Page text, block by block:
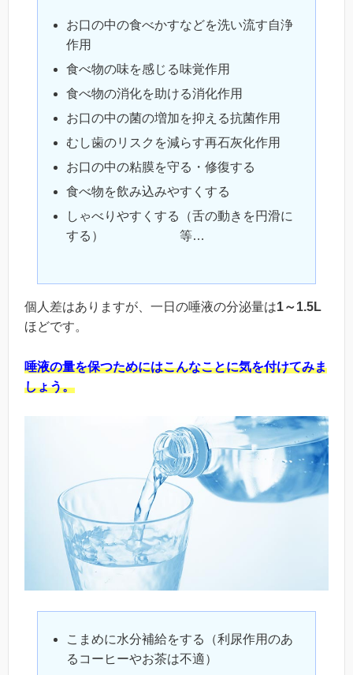
お口の中の食べかすなどを洗い流す自浄
作用
食べ物の味を感じる味覚作用
食べ物の消化を助ける消化作用
お口の中の菌の増加を抑える抗菌作用
むし歯のリスクを減らす再石灰化作用
お口の中の粘膜を守る・修復する
食べ物を飲み込みやすくする
しゃべりやすくする（舌の動きを円滑に
する） 等…
個人差はありますが、一日の唾液の分泌量は1～1.5L
ほどです。
唾液の量を保つためにはこんなことに気を付けてみま
しょう。
こまめに水分補給をする（利尿作用のあ
るコーヒーやお茶は不適）